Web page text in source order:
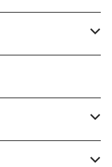
ストブロンGR
｜タグなし
｜タグなし